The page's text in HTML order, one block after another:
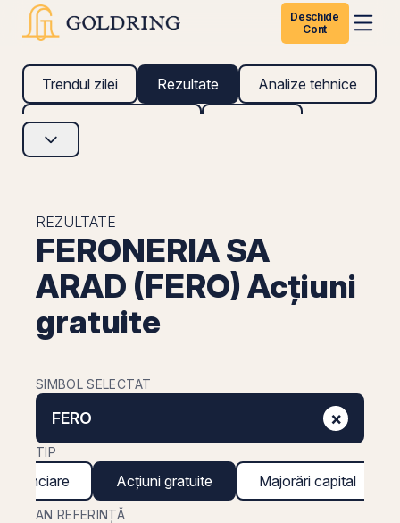
Deschide
Cont
Trendul zilei Rezultate Analize tehnice
Analize fundamentale
REZULTATE
FERONERIA SA
ARAD (FERO) Acțiuni
gratuite
SIMBOL SELECTAT
FERO ×
TIP
financiare Acțiuni gratuite Majorări capital
AN REFERINȚĂ